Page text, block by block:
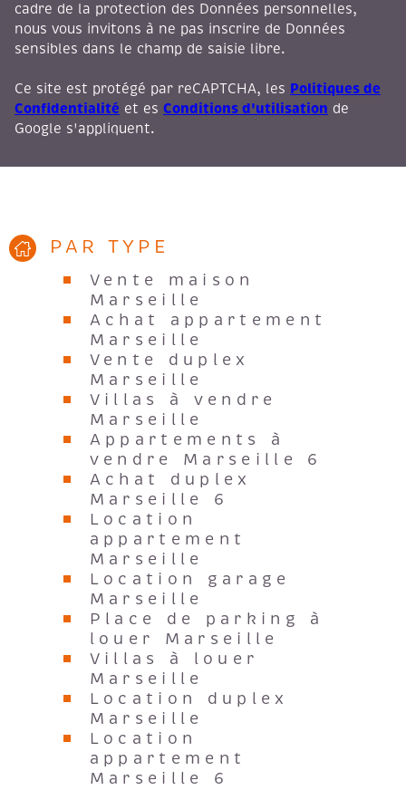
cadre de la protection des Données personnelles,
nous vous invitons à ne pas inscrire de Données
sensibles dans le champ de saisie libre.
Ce site est protégé par reCAPTCHA, les Politiques de
Confidentialité et es Conditions d'utilisation de
Google s'appliquent.
PAR TYPE
Vente maison
Marseille
Achat appartement
Marseille
Vente duplex
Marseille
Villas à vendre
Marseille
Appartements à
vendre Marseille 6
Achat duplex
Marseille 6
Location
appartement
Marseille
Location garage
Marseille
Place de parking à
louer Marseille
Villas à louer
Marseille
Location duplex
Marseille
Location
appartement
Marseille 6